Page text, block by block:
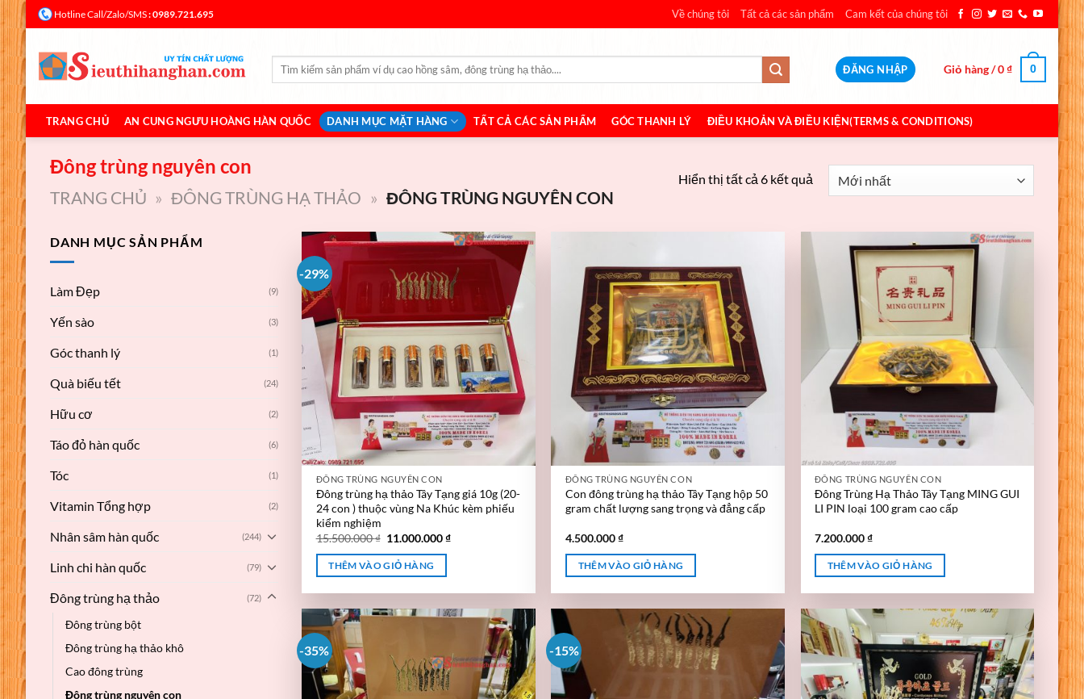
Bỏ
qua
nội
dung
Hotline Call/Zalo/SMS: 0989.721.695 Về chúng tôi Tất cả các sản phẩm Cam kết của chúng tôi
Tìm
ĐĂNG NHẬP Giỏ hàng /0₫ 0
TRANG CHỦ AN CUNG NGƯU HOÀNG HÀN QUỐC DANH MỤC MẶT HÀNG TẤT CẢ CÁC SẢN PHẨM GÓC THANH LÝ ĐIỀU KHOẢN VÀ ĐIỀU KIỆN(TERMS & CONDITIONS)
Đông trùng nguyên con
TRANG CHỦ » ĐÔNG TRÙNG HẠ THẢO » ĐÔNG TRÙNG NGUYÊN CON
Hiển thị tất cả 6 kết quả
DANH MỤC SẢN PHẨM
Làm Đẹp (9)
Yến sào (3)
Góc thanh lý (1)
Quà biếu tết (24)
Hữu cơ (2)
Táo đỏ hàn quốc (6)
Tóc (1)
Vitamin Tổng hợp (2)
Nhân sâm hàn quốc (244)
Linh chi hàn quốc (79)
Đông trùng hạ thảo (72)
Đông trùng bột
Đông trùng hạ thảo khô
Cao đông trùng
Đông trùng nguyên con
-29%
ĐÔNG TRÙNG NGUYÊN CON
Đông trùng hạ thảo Tây Tạng giá 10g (20-
24 con ) thuộc vùng Na Khúc kèm phiếu
kiểm nghiệm
15.500.000₫ 11.000.000₫
THÊM VÀO GIỎ HÀNG
ĐÔNG TRÙNG NGUYÊN CON
Con đông trùng hạ thảo Tây Tạng hộp 50
gram chất lượng sang trọng và đẳng cấp
4.500.000₫
THÊM VÀO GIỎ HÀNG
ĐÔNG TRÙNG NGUYÊN CON
Đông Trùng Hạ Thảo Tây Tạng MING GUI
LI PIN loại 100 gram cao cấp
7.200.000₫
THÊM VÀO GIỎ HÀNG
-35% -15%